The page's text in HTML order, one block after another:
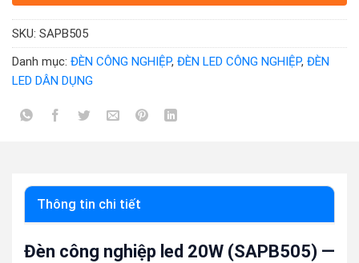
SKU: SAPB505
Danh mục: ĐÈN CÔNG NGHIỆP, ĐÈN LED CÔNG NGHIỆP, ĐÈN
LED DÂN DỤNG
Thông tin chi tiết
Đèn công nghiệp led 20W (SAPB505) —